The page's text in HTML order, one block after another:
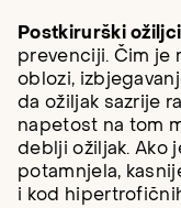
Postkirurški
prevenciji. Čim je
oblozi,
da ožiljak sazrije
napetost na tom
deblji ožiljak. Ako
potamnjela,
i kod